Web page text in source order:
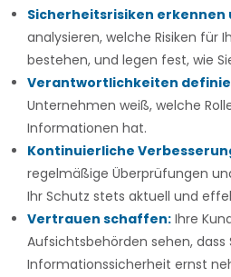
Sicherheitsrisiken erkennen
analysieren, welche Risiken für
bestehen, und legen fest, wie
Verantwortlichkeiten
Unternehmen weiß, welche
Informationen hat.
Kontinuierliche
regelmäßige Überprüfungen
Ihr Schutz stets aktuell und
Vertrauen schaffen: Ihre
Aufsichtsbehörden sehen, dass
Informationssicherheit ernst